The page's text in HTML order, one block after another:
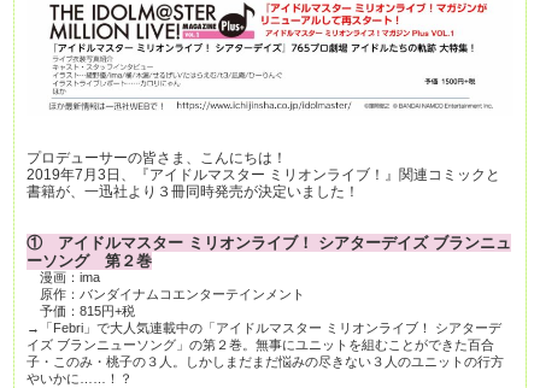
プロデューサーの皆さま、こんにちは！
2019年7月3日、『アイドルマスター ミリオンライブ！』関連コミックと
書籍が、一迅社より３冊同時発売が決定いました！
① アイドルマスター ミリオンライブ！ シアターデイズ ブランニュ
ーソング 第２巻
漫画：ima
原作：バンダイナムコエンターテインメント
予価：815円+税
→「Febri」で大人気連載中の「アイドルマスター ミリオンライブ！ シアターデ
イズ ブランニューソング」の第２巻。 無事にユニットを組むことができた百合
子・このみ・桃子の３人。しかしまだまだ悩みの尽きない３人のユニットの行方
やいかに……！？